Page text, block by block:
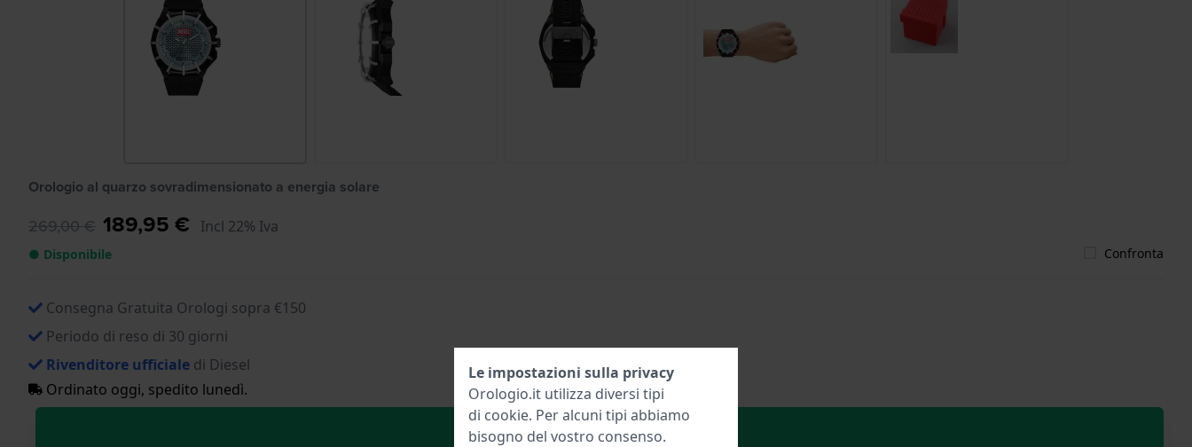
Orologio al quarzo sovradimensionato a energia solare
269,00 € 189,95 € Incl 22% Iva
● Disponibile Confronta
Consegna Gratuita Orologi sopra €150
Periodo di reso di 30 giorni
Rivenditore ufficiale di Diesel
Ordinato oggi, spedito lunedì.
Aggiungi al carrello
Le impostazioni sulla privacy
Orologio.it utilizza diversi tipi
di cookie. Per alcuni tipi abbiamo
bisogno del vostro consenso.